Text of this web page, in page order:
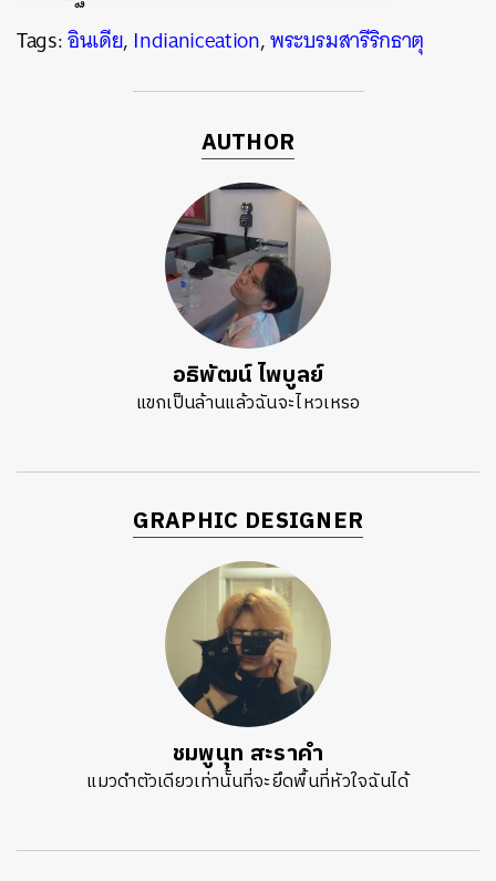
Tags:อินเดีย, Indianiceation,พระบรมสารีริกธาตุ
AUTHOR
อธิพัฒน์ ไพบูลย์
แขกเป็นล้านแล้วฉันจะไหวเหรอ
GRAPHIC DESIGNER
ชมพูนุท สะราคำ
แมวดำตัวเดียวเท่านั้นที่จะยึดพื้นที่หัวใจฉันได้